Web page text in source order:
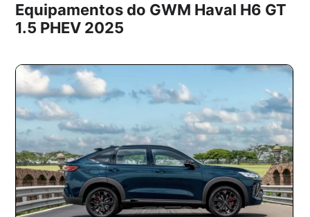
Equipamentos do GWM Haval H6 GT
1.5 PHEV 2025